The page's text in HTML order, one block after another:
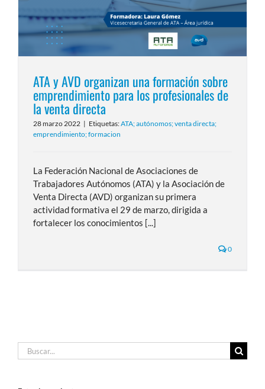
ATA y AVD organizan una formación sobre
emprendimiento para los profesionales de
la venta directa
28 marzo 2022 | Etiquetas:ATA; autónomos; venta directa;
emprendimiento; formacion
La Federación Nacional de Asociaciones de
Trabajadores Autónomos (ATA) y la Asociación de
Venta Directa (AVD) organizan su primera
actividad formativa el 29 de marzo, dirigida a
fortalecer los conocimientos [...]
0
Buscar: